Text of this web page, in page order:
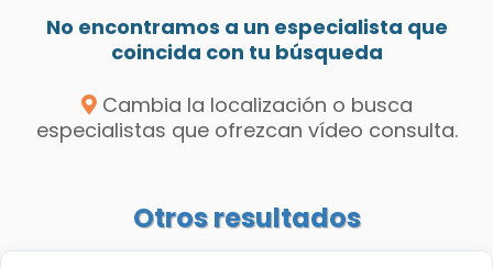
No encontramos a un especialista que
coincida con tu búsqueda
Cambia la localización o busca
especialistas que ofrezcan vídeo consulta.
Otros resultados